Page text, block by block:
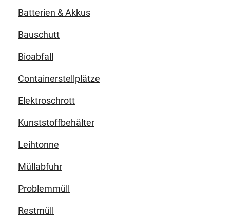
Batterien & Akkus
Bauschutt
Bioabfall
Containerstellplätze
Elektroschrott
Kunststoffbehälter
Leihtonne
Müllabfuhr
Problemmüll
Restmüll